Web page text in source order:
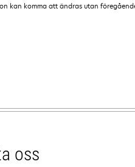
kan komma att ändras utan
oss